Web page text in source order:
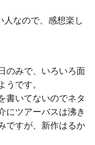
なので、感想楽し
のみで、いろいろ面
うです。
書いてないのでネタ
にツアーバスは沸き
ですが、新作はるか